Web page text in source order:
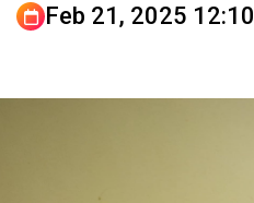
Feb 21, 2025 12:10